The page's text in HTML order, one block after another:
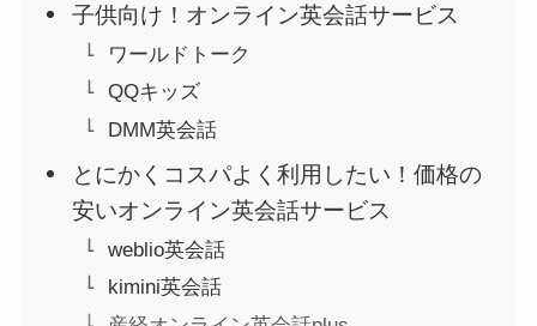
子供向け！オンライン英会話サービス
ワールドトーク
QQキッズ
DMM英会話
とにかくコスパよく利用したい！価格の
安いオンライン英会話サービス
weblio英会話
kimini英会話